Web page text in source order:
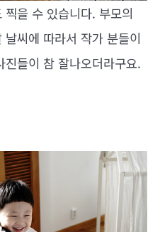
을 수 있습니다. 부모의
씨에 따라서 작가 분들이
들이 참 잘나오더라구요.